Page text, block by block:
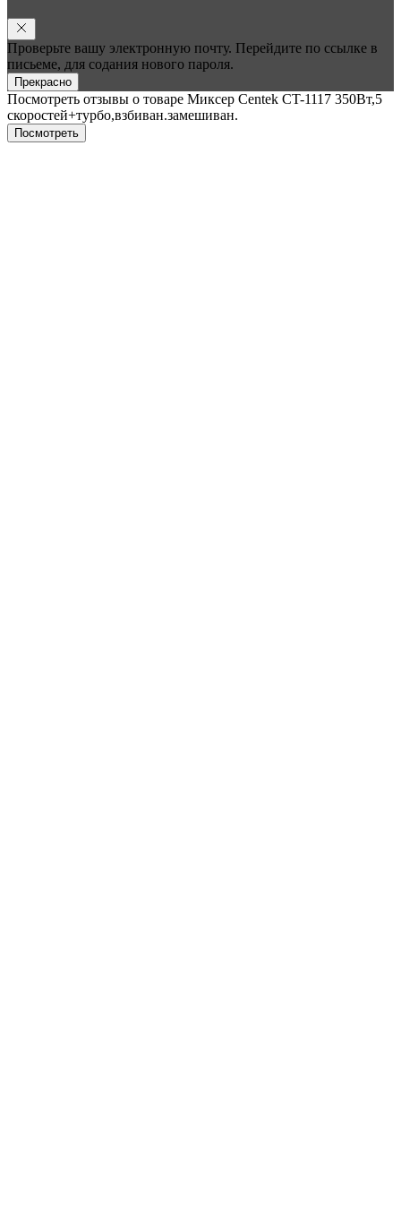
Проверьте вашу электронную почту. Перейдите по ссылке в
письеме, для содания нового пароля.
Прекрасно
Посмотреть отзывы о товаре Миксер Centek CT-1117 350Вт,5
скоростей+турбо,взбиван.замешиван.
Пocмотpеть